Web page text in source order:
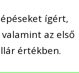
ígért,
az első
értékben.